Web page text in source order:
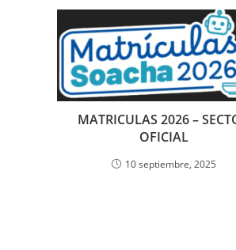
MATRICULAS 2026 –
OFICIAL
10 septiembre, 2025